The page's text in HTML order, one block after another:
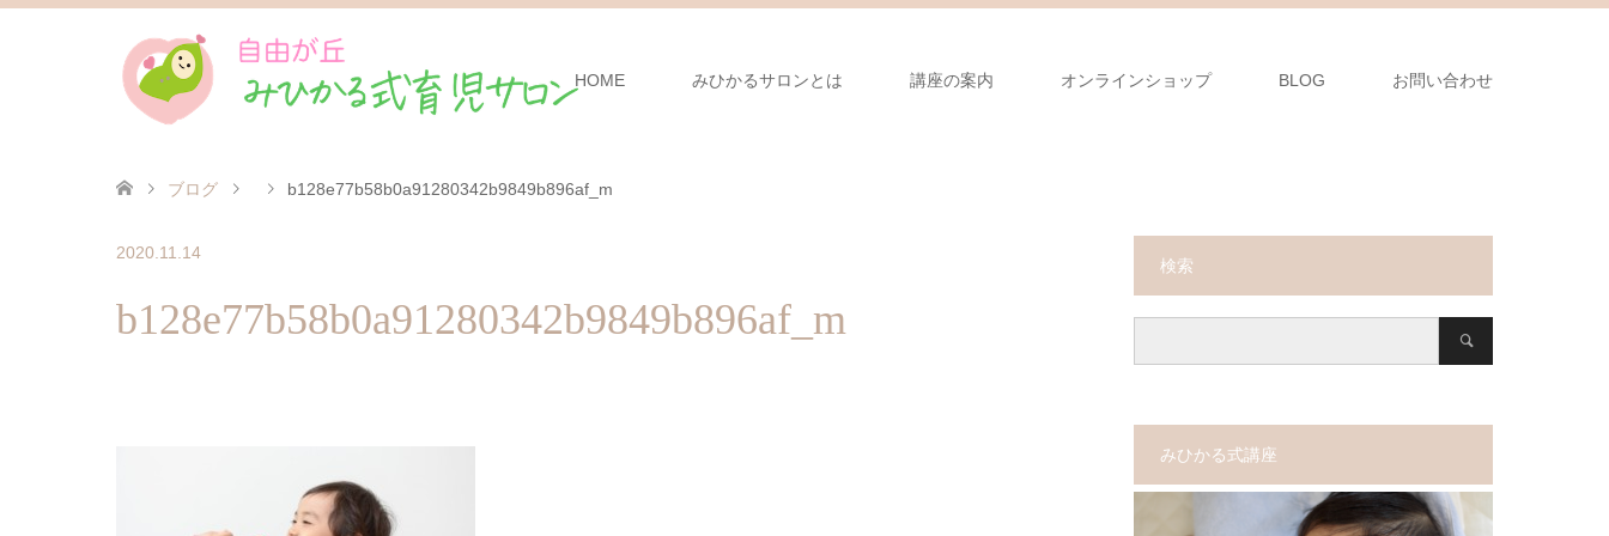
HOME みひかるサロンとは 講座の案内 オンラインショップ BLOG お問い合わせ
ブログ b128e77b58b0a91280342b9849b896af_m
2020.11.14
b128e77b58b0a91280342b9849b896af_m
検索
みひかる式講座